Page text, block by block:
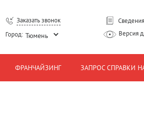
Заказать звонок
Город: Тюмень
Версия
ФРАНЧАЙЗИНГ ЗАПРОС СПРАВКИ